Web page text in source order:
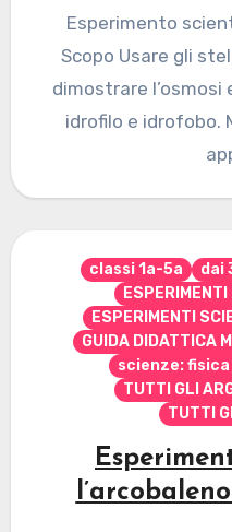
Esperimento
Scopo Usare gli
dimostrare
idrofilo e idrofobo.
classi 1a-5a dai
ESPERIMENTI
GUIDA DIDATTICA
scienze:
TUTTI GLI
TUTTI